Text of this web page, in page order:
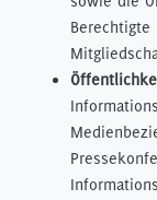
Berechtigte